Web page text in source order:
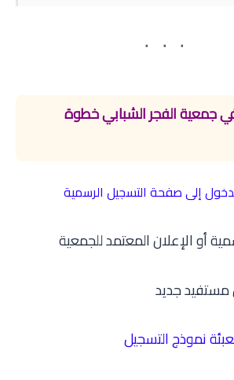
جمعية الفجر الشبابي خطوة
إلى صفحة التسجيل الرسمية
أو الإعلان المعتمد للجمعية
جديد
نموذج التسجيل